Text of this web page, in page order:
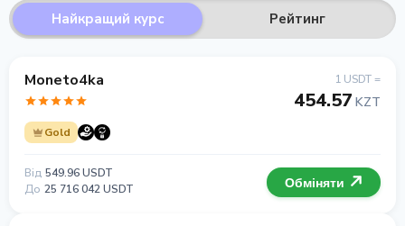
Найкращий курс Рейтинг
Moneto4ka
Gold
1 USDT =
454.57 KZT
Від 549.96 USDT
До 25 716 042 USDT Обміняти